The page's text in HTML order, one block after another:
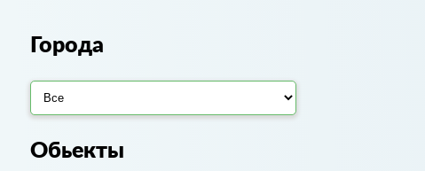
Города
Обьекты